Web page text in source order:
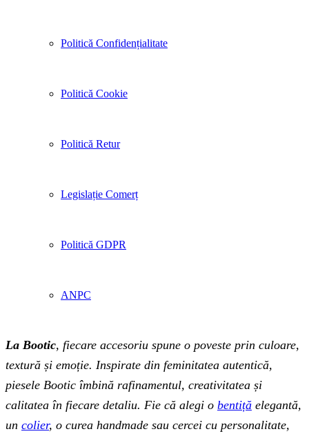
Politică Confidențialitate
Politică Cookie
Politică Retur
Legislație Comerț
Politică GDPR
ANPC
La Bootic, fiecare accesoriu spune o poveste prin culoare,
textură și emoție. Inspirate din feminitatea autentică,
piesele Bootic îmbină rafinamentul, creativitatea și
calitatea în fiecare detaliu. Fie că alegi o bentiță elegantă,
un colier, o curea handmade sau cercei cu personalitate,